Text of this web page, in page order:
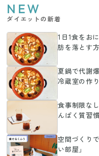
NEW
ダイエットの新着
1日1食をお
肪を落とす
夏鍋で代謝
冷蔵室の作
食事制限な
んぱく質習慣
空間づくり
い部屋」